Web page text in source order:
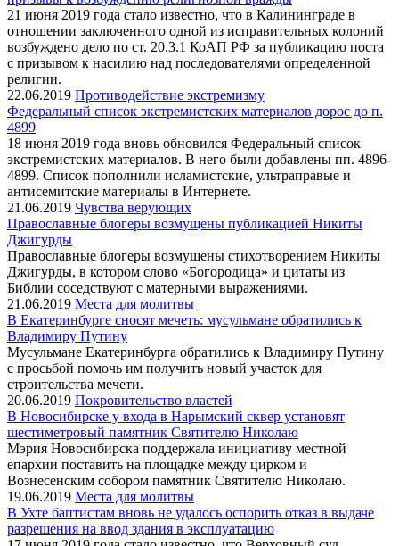
21 июня 2019 года стало известно, что в Калининграде в
отношении заключенного одной из исправительных колоний
возбуждено дело по ст. 20.3.1 КоАП РФ за публикацию поста
с призывом к насилию над последователями определенной
религии.
22.06.2019 Противодействие экстремизму
Федеральный список экстремистских материалов дорос до п.
4899
18 июня 2019 года вновь обновился Федеральный список
экстремистских материалов. В него были добавлены пп. 4896-
4899. Список пополнили исламистские, ультраправые и
антисемитские материалы в Интернете.
21.06.2019 Чувства верующих
Православные блогеры возмущены публикацией Никиты
Джигурды
Православные блогеры возмущены стихотворением Никиты
Джигурды, в котором слово «Богородица» и цитаты из
Библии соседствуют с матерными выражениями.
21.06.2019 Места для молитвы
В Екатеринбурге сносят мечеть: мусульмане обратились к
Владимиру Путину
Мусульмане Екатеринбурга обратились к Владимиру Путину
с просьбой помочь им получить новый участок для
строительства мечети.
20.06.2019 Покровительство властей
В Новосибирске у входа в Нарымский сквер установят
шестиметровый памятник Святителю Николаю
Мэрия Новосибирска поддержала инициативу местной
епархии поставить на площадке между цирком и
Вознесенским собором памятник Святителю Николаю.
19.06.2019 Места для молитвы
В Ухте баптистам вновь не удалось оспорить отказ в выдаче
разрешения на ввод здания в эксплуатацию